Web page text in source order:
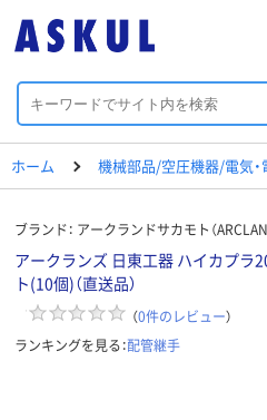
ホーム 機械部品/空圧機器/電気・
ブランド： アークランドサカモト（
アークランズ 日東工器 ハイカプラ
ト(10個)（直送品）
（0件のレビュー）
ランキングを見る：配管継手